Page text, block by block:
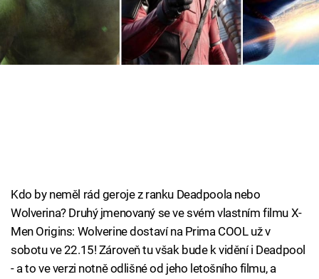
Cool Esport
Sledujte nás
Kdo by neměl rád geroje z ranku Deadpoola nebo
Wolverina? Druhý jmenovaný se ve svém vlastním filmu X-
Men Origins: Wolverine dostaví na Prima COOL už v
sobotu ve 22.15! Zároveň tu však bude k vidění i Deadpool
- a to ve verzi notně odlišné od jeho letošního filmu, a